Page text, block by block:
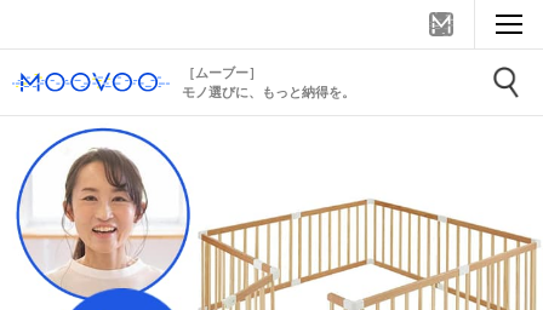
［ムーブー］
モノ選びに、もっと納得を。